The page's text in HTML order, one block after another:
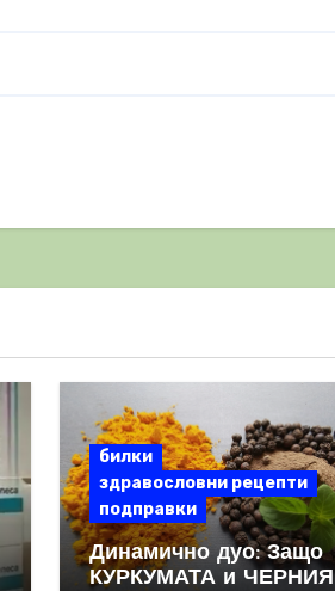
билки
здравословни рецепти
подправки
Динамично дуо: Защо
КУРКУМАТА и ЧЕРНИЯ